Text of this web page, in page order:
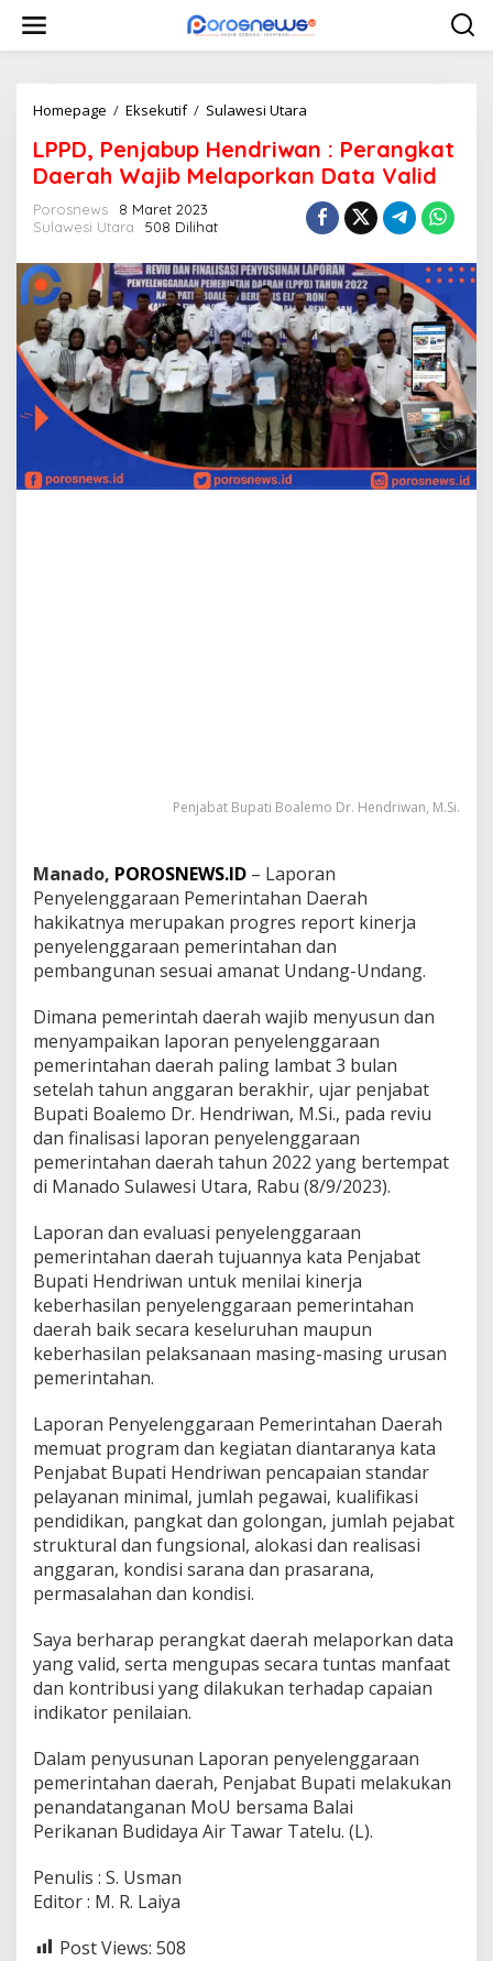
w
Homepage / Eksekutif / Sulawesi Utara
P
D
P
e
j
a
b
u
p
H
e
n
d
r
i
w
r
a
j
i
b
M
e
a
p
o
k
a
n
D
a
t
V
a
l
i
d
LPPD, Penjabup Hendriwan : Perangkat
Daerah Wajib Melaporkan Data Valid
Porosnews
8 Maret 2023
Sulawesi Utara
508 Dilihat
Penjabat Bupati Boalemo Dr. Hendriwan, M.Si.
Manado, POROSNEWS.ID – Laporan
Penyelenggaraan Pemerintahan Daerah
hakikatnya merupakan progres report kinerja
penyelenggaraan pemerintahan dan
pembangunan sesuai amanat Undang-Undang.
Dimana pemerintah daerah wajib menyusun dan
menyampaikan laporan penyelenggaraan
pemerintahan daerah paling lambat 3 bulan
setelah tahun anggaran berakhir, ujar penjabat
Bupati Boalemo Dr. Hendriwan, M.Si., pada reviu
dan finalisasi laporan penyelenggaraan
pemerintahan daerah tahun 2022 yang bertempat
di Manado Sulawesi Utara, Rabu (8/9/2023).
Laporan dan evaluasi penyelenggaraan
pemerintahan daerah tujuannya kata Penjabat
Bupati Hendriwan untuk menilai kinerja
keberhasilan penyelenggaraan pemerintahan
daerah baik secara keseluruhan maupun
keberhasilan pelaksanaan masing-masing urusan
pemerintahan.
Laporan Penyelenggaraan Pemerintahan Daerah
memuat program dan kegiatan diantaranya kata
Penjabat Bupati Hendriwan pencapaian standar
pelayanan minimal, jumlah pegawai, kualifikasi
pendidikan, pangkat dan golongan, jumlah pejabat
struktural dan fungsional, alokasi dan realisasi
anggaran, kondisi sarana dan prasarana,
permasalahan dan kondisi.
Saya berharap perangkat daerah melaporkan data
yang valid, serta mengupas secara tuntas manfaat
dan kontribusi yang dilakukan terhadap capaian
indikator penilaian.
Dalam penyusunan Laporan penyelenggaraan
pemerintahan daerah, Penjabat Bupati melakukan
penandatanganan MoU bersama Balai
Perikanan Budidaya Air Tawar Tatelu. (L).
Penulis : S. Usman
Editor : M. R. Laiya
Post Views: 508